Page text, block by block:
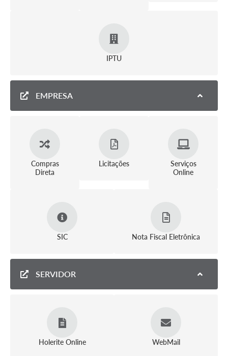
IPTU
EMPRESA
Compras
Direta
Licitações
Serviços
Online
SIC Nota Fiscal Eletrônica
SERVIDOR
Holerite Online WebMail